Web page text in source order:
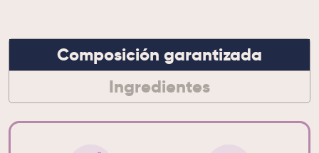
Composición garantizada
Ingredientes